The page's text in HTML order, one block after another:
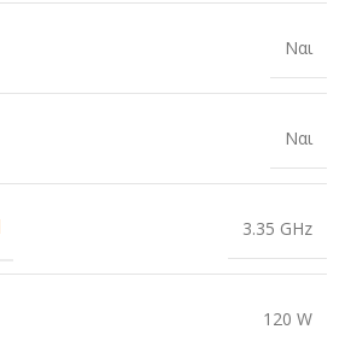
Ναι
Ναι
3.35 GHz
120 W